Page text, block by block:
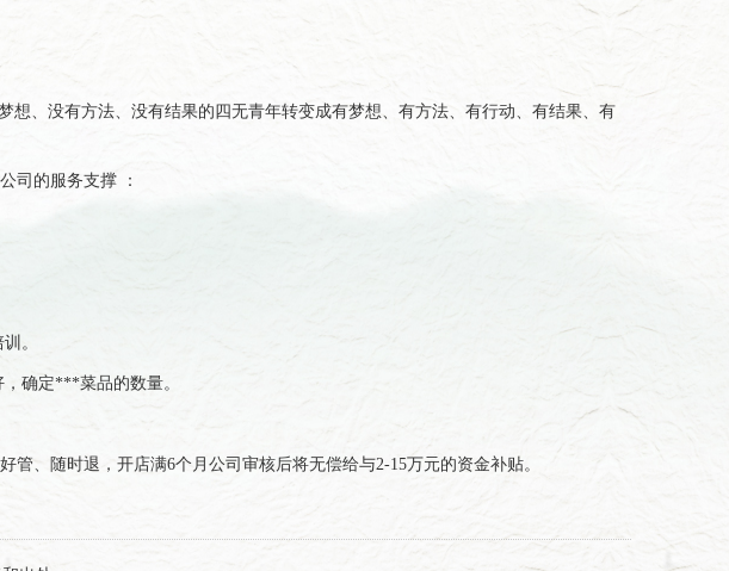
、没有方法、没有结果的四无青年转变成有梦想、有方法、有行动、有结果、有
的服务支撑 ：
。
确定***菜品的数量。
、随时退，开店满6个月公司审核后将无偿给与2-15万元的资金补贴。